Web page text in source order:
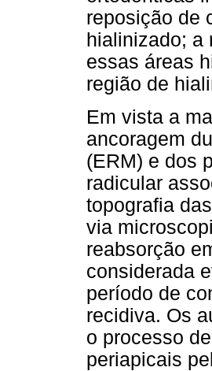
reposição de
hialinizado; a
essas áreas
região de
Em vista a
ancoragem
(ERM) e dos
radicular
topografia
via
reabsorção
considerada
período de
recidiva. Os
o processo
periapicais